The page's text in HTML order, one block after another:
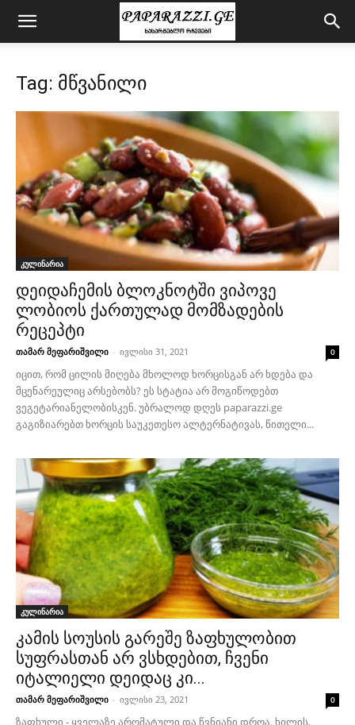
Tag: მწვანილი
კულინარია
დეიდაჩემის ბლოკნოტში ვიპოვე
ლობიოს ქართულად მომზადების
რეცეპტი
თამარ მეფარიშვილი - ივლისი 31, 2021 0
იცით, რომ ცილის მიღება მხოლოდ ხორცისგან არ ხდება და
მცენარეულიც არსებობს? ეს სტატია არ მოგიწოდებთ
ვეგეტარიანელობისკენ. უბრალოდ დღეს paparazzi.ge
გაგიზიარებთ ხორცის საუკეთესო ალტერნატივას, წითელი...
კულინარია
კამის სოუსის გარეშე ზაფხულობით
სუფრასთან არ ვსხდებით, ჩვენი
იტალიელი დეიდაც კი...
თამარ მეფარიშვილი - ივლისი 23, 2021 0
ზაფხული - ყველაზე არომატული და წვნიანი დროა. ხილის,